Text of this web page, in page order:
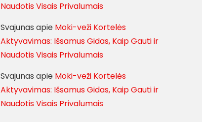
Naudotis Visais Privalumais
Svajunas apie Moki-veži Kortelės
Aktyvavimas: Išsamus Gidas, Kaip Gauti ir
Naudotis Visais Privalumais
Svajunas apie Moki-veži Kortelės
Aktyvavimas: Išsamus Gidas, Kaip Gauti ir
Naudotis Visais Privalumais